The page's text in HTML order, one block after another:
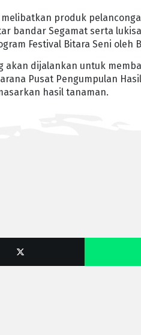
produk
bandar Segamat serta
Festival Bitara Seni oleh
akan dijalankan untuk
Pusat Pengumpulan
hasil tanaman.